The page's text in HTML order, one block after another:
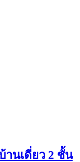
านเดี่ยว 2 ชั้น